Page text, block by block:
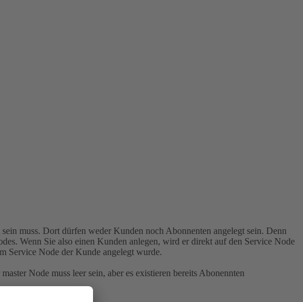
muss. Dort dürfen weder Kunden noch Abonnenten angelegt sein. Denn
Wenn Sie also einen Kunden anlegen, wird er direkt auf den Service Node
Service Node der Kunde angelegt wurde.
Node muss leer sein, aber es existieren bereits Abonennten